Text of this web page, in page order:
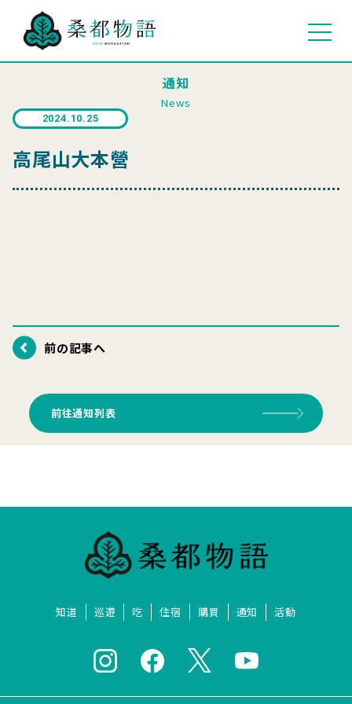
通知
News
2024.10.25
高尾山大本營
前の記事へ
前往通知列表
知道 巡遊 吃 住宿 購買 通知 活動